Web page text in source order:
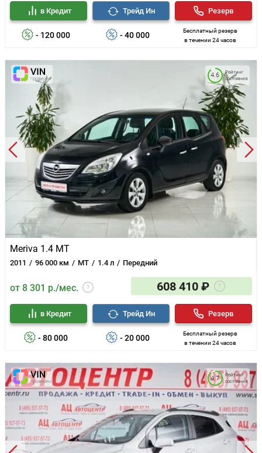
- 120 000
в Кредит
- 40 000
Трейд Ин
Бесплатный резерв
в течении 24 часов
Резерв
Meriva 1.4 MT
2011 96 000 км MT 1.4 л Передний
Рейтинг
состояния
4.6
от 8 301 р./мес. 608 410 ₽
- 80 000
в Кредит
- 20 000
Трейд Ин
Бесплатный резерв
в течении 24 часов
Резерв
Рейтинг
состояния
4.7